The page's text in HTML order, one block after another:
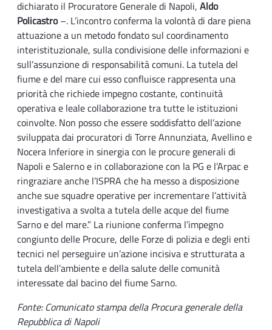
dichiarato il Procuratore Generale di Napoli, Aldo
Policastro–. L’incontro conferma la volontà di dare piena
attuazione a un metodo fondato sul coordinamento
interistituzionale, sulla condivisione delle informazioni e
sull’assunzione di responsabilità comuni. La tutela del
fiume e del mare cui esso confluisce rappresenta una
priorità che richiede impegno costante, continuità
operativa e leale collaborazione tra tutte le istituzioni
coinvolte. Non posso che essere soddisfatto dell’azione
sviluppata dai procuratori di Torre Annunziata, Avellino e
Nocera Inferiore in sinergia con le procure generali di
Napoli e Salerno e in collaborazione con la PG e l’Arpac e
ringraziare anche l’ISPRA che ha messo a disposizione
anche sue squadre operative per incrementare l’attività
investigativa a svolta a tutela delle acque del fiume
Sarno e del mare.” La riunione conferma l’impegno
congiunto delle Procure, delle Forze di polizia e degli enti
tecnici nel perseguire un’azione incisiva e strutturata a
tutela dell’ambiente e della salute delle comunità
interessate dal bacino del fiume Sarno.
Fonte: Comunicato stampa della Procura generale della
Repubblica di Napoli